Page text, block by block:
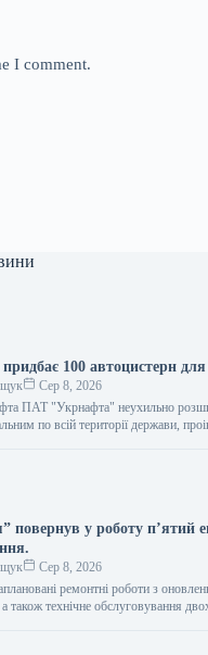
I comment.
100 автоцистерн
Сер 8, 2026
ПАТ "Укрнафта" неухильно
по всій території держави,
повернув у роботу п’ятий
Сер 8, 2026
ремонтні роботи з
а також технічне обслуговування